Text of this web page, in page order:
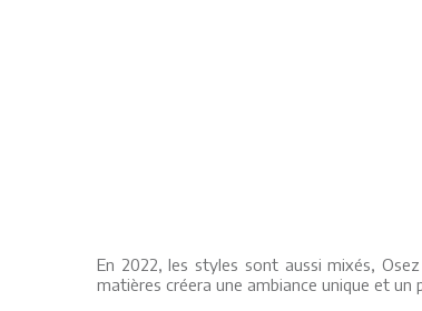
En 2022, les styles sont aussi mixés, Osez
matières créera une ambiance unique et un